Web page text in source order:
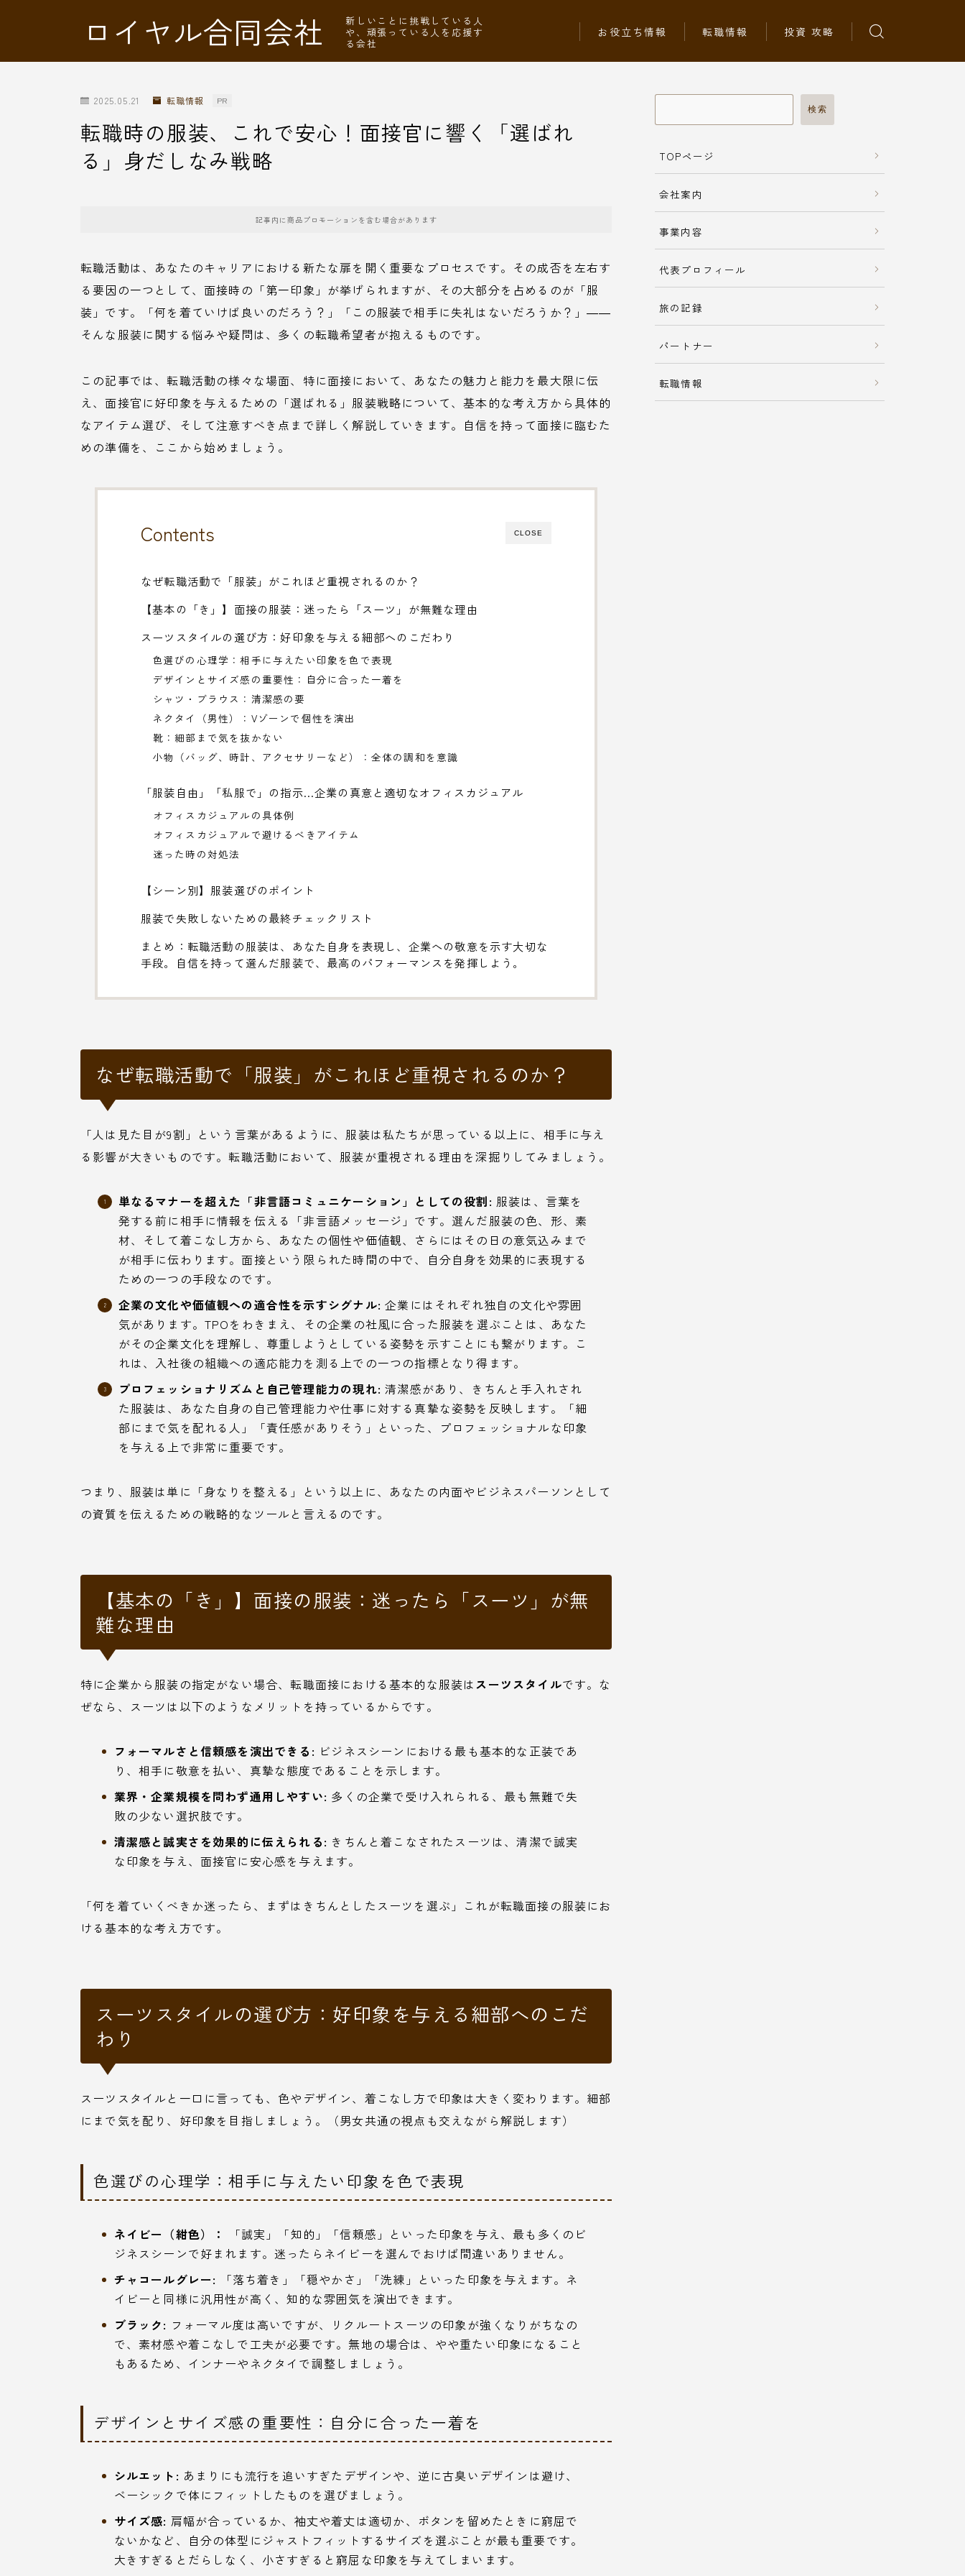
ロイヤル合同会社
新しいことに挑戦している人
や、頑張っている人を応援す
る会社
お役立ち情報 転職情報 投資 攻略
2025.05.21 転職情報 PR
転職時の服装、これで安心！面接官に響く「選ばれ
る」身だしなみ戦略
記事内に商品プロモーションを含む場合があります
転職活動は、あなたのキャリアにおける新たな扉を開く重要なプロセスです。その成否を左右す
る要因の一つとして、面接時の「第一印象」が挙げられますが、その大部分を占めるのが「服
装」です。「何を着ていけば良いのだろう？」「この服装で相手に失礼はないだろうか？」――
そんな服装に関する悩みや疑問は、多くの転職希望者が抱えるものです。
この記事では、転職活動の様々な場面、特に面接において、あなたの魅力と能力を最大限に伝
え、面接官に好印象を与えるための「選ばれる」服装戦略について、基本的な考え方から具体的
なアイテム選び、そして注意すべき点まで詳しく解説していきます。自信を持って面接に臨むた
めの準備を、ここから始めましょう。
CLOSE
Contents
なぜ転職活動で「服装」がこれほど重視されるのか？
【基本の「き」】面接の服装：迷ったら「スーツ」が無難な理由
スーツスタイルの選び方：好印象を与える細部へのこだわり
色選びの心理学：相手に与えたい印象を色で表現
デザインとサイズ感の重要性：自分に合った一着を
シャツ・ブラウス：清潔感の要
ネクタイ（男性）：Vゾーンで個性を演出
靴：細部まで気を抜かない
小物（バッグ、時計、アクセサリーなど）：全体の調和を意識
「服装自由」「私服で」の指示…企業の真意と適切なオフィスカジュアル
オフィスカジュアルの具体例
オフィスカジュアルで避けるべきアイテム
迷った時の対処法
【シーン別】服装選びのポイント
服装で失敗しないための最終チェックリスト
まとめ：転職活動の服装は、あなた自身を表現し、企業への敬意を示す大切な
手段。自信を持って選んだ服装で、最高のパフォーマンスを発揮しよう。
なぜ転職活動で「服装」がこれほど重視されるのか？
「人は見た目が9割」という言葉があるように、服装は私たちが思っている以上に、相手に与え
る影響が大きいものです。転職活動において、服装が重視される理由を深掘りしてみましょう。
単なるマナーを超えた「非言語コミュニケーション」としての役割: 服装は、言葉を
発する前に相手に情報を伝える「非言語メッセージ」です。選んだ服装の色、形、素
材、そして着こなし方から、あなたの個性や価値観、さらにはその日の意気込みまで
が相手に伝わります。面接という限られた時間の中で、自分自身を効果的に表現する
ための一つの手段なのです。
企業の文化や価値観への適合性を示すシグナル: 企業にはそれぞれ独自の文化や雰囲
気があります。TPOをわきまえ、その企業の社風に合った服装を選ぶことは、あなた
がその企業文化を理解し、尊重しようとしている姿勢を示すことにも繋がります。こ
れは、入社後の組織への適応能力を測る上での一つの指標となり得ます。
プロフェッショナリズムと自己管理能力の現れ: 清潔感があり、きちんと手入れされ
た服装は、あなた自身の自己管理能力や仕事に対する真摯な姿勢を反映します。「細
部にまで気を配れる人」「責任感がありそう」といった、プロフェッショナルな印象
を与える上で非常に重要です。
つまり、服装は単に「身なりを整える」という以上に、あなたの内面やビジネスパーソンとして
の資質を伝えるための戦略的なツールと言えるのです。
【基本の「き」】面接の服装：迷ったら「スーツ」が無
難な理由
特に企業から服装の指定がない場合、転職面接における基本的な服装はスーツスタイルです。な
ぜなら、スーツは以下のようなメリットを持っているからです。
フォーマルさと信頼感を演出できる: ビジネスシーンにおける最も基本的な正装であ
り、相手に敬意を払い、真摯な態度であることを示します。
業界・企業規模を問わず通用しやすい: 多くの企業で受け入れられる、最も無難で失
敗の少ない選択肢です。
清潔感と誠実さを効果的に伝えられる: きちんと着こなされたスーツは、清潔で誠実
な印象を与え、面接官に安心感を与えます。
「何を着ていくべきか迷ったら、まずはきちんとしたスーツを選ぶ」これが転職面接の服装にお
ける基本的な考え方です。
スーツスタイルの選び方：好印象を与える細部へのこだ
わり
スーツスタイルと一口に言っても、色やデザイン、着こなし方で印象は大きく変わります。細部
にまで気を配り、好印象を目指しましょう。（男女共通の視点も交えながら解説します）
色選びの心理学：相手に与えたい印象を色で表現
ネイビー（紺色）：
「誠実」「知的」「信頼感」といった印象を与え、最も多くのビ
ジネスシーンで好まれます。迷ったらネイビーを選んでおけば間違いありません。
チャコールグレー: 「落ち着き」「穏やかさ」「洗練」といった印象を与えます。ネ
イビーと同様に汎用性が高く、知的な雰囲気を演出できます。
ブラック: フォーマル度は高いですが、リクルートスーツの印象が強くなりがちなの
で、素材感や着こなしで工夫が必要です。無地の場合は、やや重たい印象になること
もあるため、インナーやネクタイで調整しましょう。
デザインとサイズ感の重要性：自分に合った一着を
シルエット: あまりにも流行を追いすぎたデザインや、逆に古臭いデザインは避け、
ベーシックで体にフィットしたものを選びましょう。
サイズ感: 肩幅が合っているか、袖丈や着丈は適切か、ボタンを留めたときに窮屈で
ないかなど、自分の体型にジャストフィットするサイズを選ぶことが最も重要です。
大きすぎるとだらしなく、小さすぎると窮屈な印象を与えてしまいます。
検索
TOPページ
会社案内
事業内容
代表プロフィール
旅の記録
パートナー
転職情報